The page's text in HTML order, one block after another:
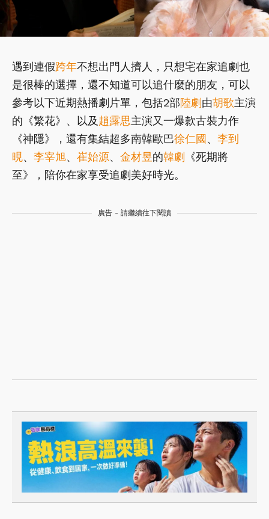
遇到連假跨年不想出門人擠人，只想宅在家追劇也
是很棒的選擇，還不知道可以追什麼的朋友，可以
參考以下近期熱播劇片單，包括2部陸劇 由胡歌主演
的《繁花》、以及趙露思主演又一爆款古裝力作
《神隱》，還有集結超多南韓歐巴徐仁國 、 李到
晛、 李宰旭、 崔始源、 金材昱的韓劇
《死期將
至》，陪你在家享受追劇美好時光。
廣告 - 請繼續往下閱讀